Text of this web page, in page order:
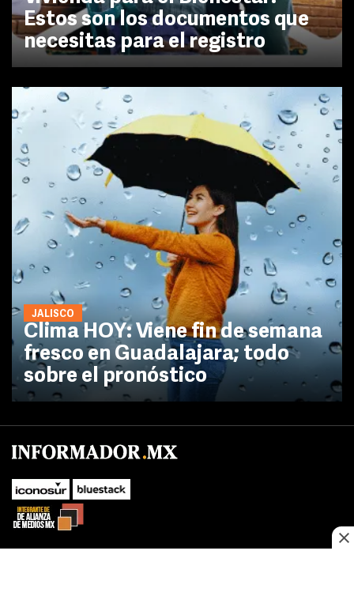
Estos son los documentos que
necesitas para el registro
JALISCO
Clima HOY: Viene fin de semana
fresco en Guadalajara; todo
sobre el pronóstico